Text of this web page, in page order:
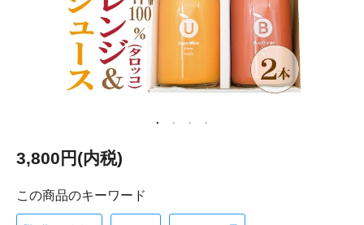
3,800円(内税)
この商品のキーワード